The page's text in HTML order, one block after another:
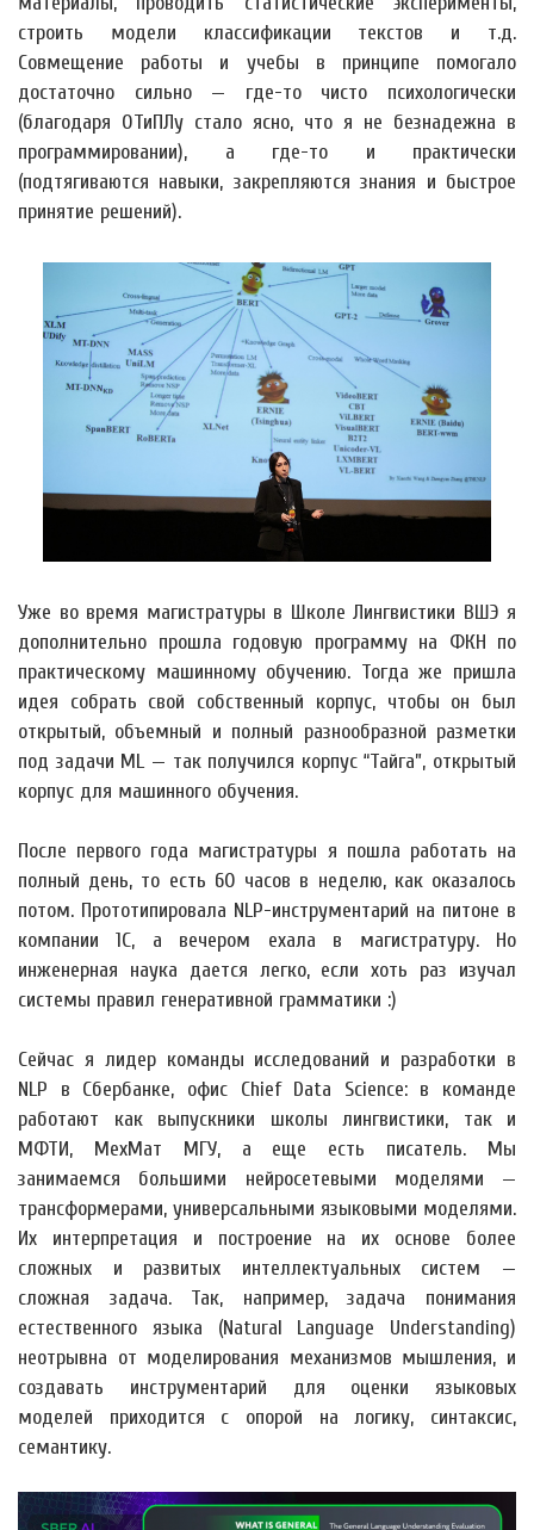
строить модели классификации текстов и т.д.
Совмещение работы и учебы в принципе помогало
достаточно сильно — где-то чисто психологически
(благодаря ОТиПЛу стало ясно, что я не безнадежна в
программировании), а где-то и практически
(подтягиваются навыки, закрепляются знания и быстрое
принятие решений).
Уже во время магистратуры в Школе Лингвистики ВШЭ я
дополнительно прошла годовую программу на ФКН по
практическому машинному обучению. Тогда же пришла
идея собрать свой собственный корпус, чтобы он был
открытый, объемный и полный разнообразной разметки
под задачи ML — так получился корпус “Тайга”, открытый
корпус для машинного обучения.
После первого года магистратуры я пошла работать на
полный день, то есть 60 часов в неделю, как оказалось
потом. Прототипировала NLP-инструментарий на питоне в
компании 1С, а вечером ехала в магистратуру. Но
инженерная наука дается легко, если хоть раз изучал
системы правил генеративной грамматики :)
Сейчас я лидер команды исследований и разработки в
NLP в Сбербанке, офис Chief Data Science: в команде
работают как выпускники школы лингвистики, так и
МФТИ, МехМат МГУ, а еще есть писатель. Мы
занимаемся большими нейросетевыми моделями —
трансформерами, универсальными языковыми моделями.
Их интерпретация и построение на их основе более
сложных и развитых интеллектуальных систем —
сложная задача. Так, например, задача понимания
естественного языка (Natural Language Understanding)
неотрывна от моделирования механизмов мышления, и
создавать инструментарий для оценки языковых
моделей приходится с опорой на логику, синтаксис,
семантику.